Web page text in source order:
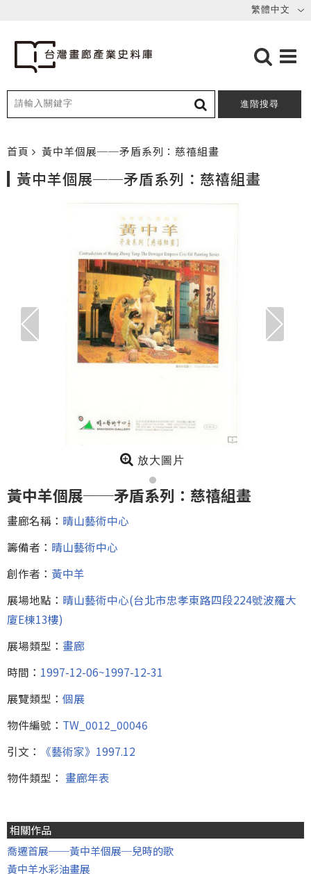
進階搜尋
首頁 黃中羊個展──矛盾系列：慈禧組畫
黃中羊個展──矛盾系列：慈禧組畫
放大圖片
黃中羊個展──矛盾系列：慈禧組畫
畫廊名稱： 晴山藝術中心
籌備者： 晴山藝術中心
創作者： 黃中羊
展場地點： 晴山藝術中心(台北市忠孝東路四段224號波羅大
廈E棟13樓)
展場類型： 畫廊
時間： 1997-12-06~1997-12-31
展覽類型： 個展
物件編號： TW_0012_00046
引文：
《藝術家》1997.12
物件類型： 畫廊年表
相關作品
喬遷首展──黃中羊個展─兒時的歌
黃中羊水彩油畫展